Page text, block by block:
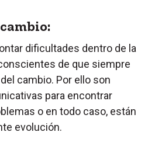
dificultades dentro de la
de que siempre
cambio. Por ello son
para encontrar
o en todo caso, están
evolución.